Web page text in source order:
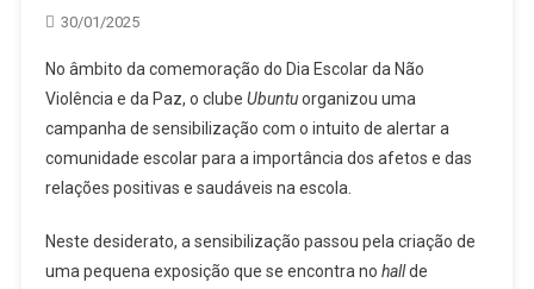
30/01/2025
No âmbito da comemoração do Dia Escolar da Não
Violência e da Paz, o clube Ubuntuorganizou uma
campanha de sensibilização com o intuito de alertar a
comunidade escolar para a importância dos afetos e das
relações positivas e saudáveis na escola.
Neste desiderato, a sensibilização passou pela criação de
uma pequena exposição que se encontra no hallde